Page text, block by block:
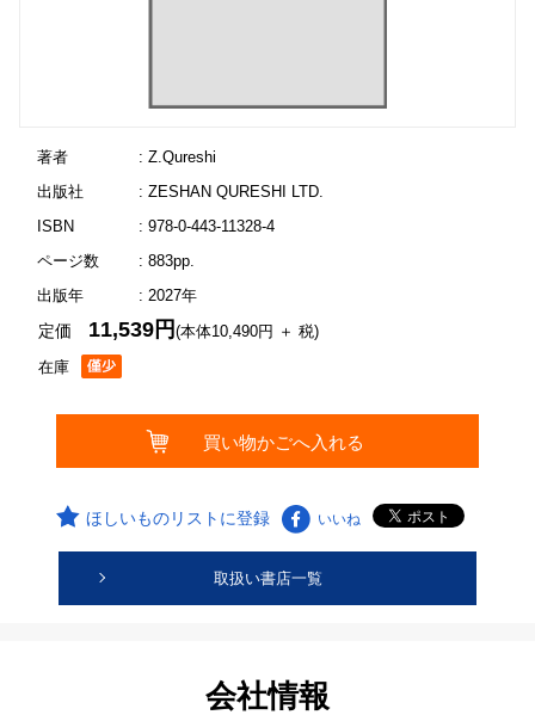
著者
: Z.Qureshi
出版社
: ZESHAN QURESHI LTD.
ISBN
: 978-0-443-11328-4
ページ数
: 883pp.
出版年
: 2027年
在庫
定価 11,539円(本体10,490円 ＋ 税)
ほしいものリストに登録 いいね
取扱い書店一覧
会社情報